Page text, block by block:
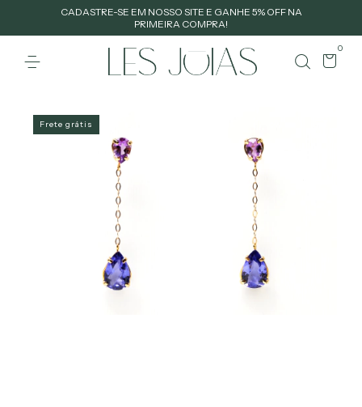
CADASTRE-SE EM NOSSO SITE E GANHE 5% OFF NA
PRIMEIRA COMPRA!
0
Frete grátis